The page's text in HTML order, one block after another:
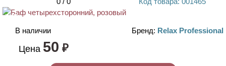
ХИТ
В наличии Бренд: Relax Professional
Цена 50 ₽